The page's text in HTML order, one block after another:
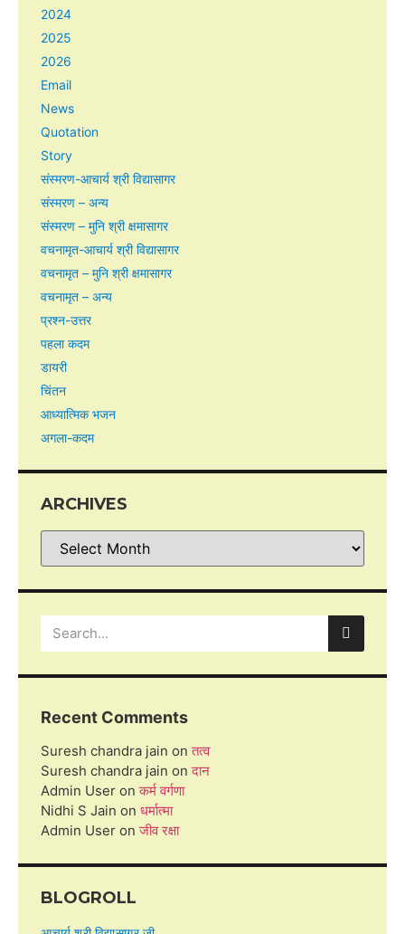
2024
2025
2026
Email
News
Quotation
Story
संस्मरण-आचार्य श्री विद्यासागर
संस्मरण – अन्य
संस्मरण – मुनि श्री क्षमासागर
वचनामृत-आचार्य श्री विद्यासागर
वचनामृत – मुनि श्री क्षमासागर
वचनामृत – अन्य
प्रश्न-उत्तर
पहला कदम
डायरी
चिंतन
आध्यात्मिक भजन
अगला-कदम
ARCHIVES
Recent Comments
Suresh chandra jain onतत्व
Suresh chandra jain onदान
Admin User onकर्म वर्गणा
Nidhi S Jain on धर्मात्मा
Admin User onजीव रक्षा
BLOGROLL